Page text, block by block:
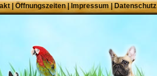
Öffnungszeiten| Impressum|Datenschutz